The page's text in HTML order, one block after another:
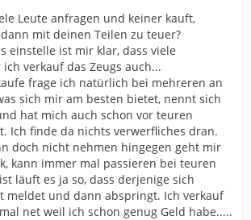
Leute anfragen und keiner kauft,
mit deinen Teilen zu teuer?
einstelle ist mir klar, dass viele
verkauf das Zeugs auch...
frage ich natürlich bei mehreren an
sich mir am besten bietet, nennt sich
hat mich auch schon vor teuren
Ich finde da nichts verwerfliches dran.
doch nicht nehmen hingegen geht mir
kann immer mal passieren bei teuren
läuft es ja so, dass derjenige sich
meldet und dann abspringt. Ich verkauf
net weil ich schon genug Geld habe.....